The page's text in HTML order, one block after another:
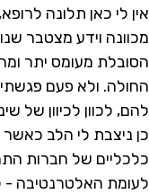
אין לי כאן תלונה
מכוונה וידע מצטבר
הסובלת מעומס יתר
החולה. ולא פעם
להם, לכוון לכיוון של
כן ניצבת לי הלב
כלכליים של חברות
לעומת האלטרנטיבה -